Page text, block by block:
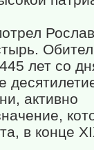
лет со
активно
в конце